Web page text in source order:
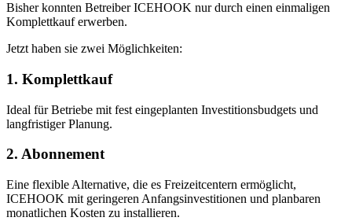
Bisher konnten Betreiber ICEHOOK nur durch einen einmaligen
Komplettkauf erwerben.
Jetzt haben sie zwei Möglichkeiten:
1. Komplettkauf
Ideal für Betriebe mit fest eingeplanten Investitionsbudgets und
langfristiger Planung.
2. Abonnement
Eine flexible Alternative, die es Freizeitcentern ermöglicht,
ICEHOOK mit geringeren Anfangsinvestitionen und planbaren
monatlichen Kosten zu installieren.